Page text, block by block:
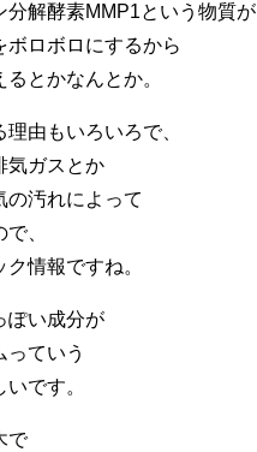
分解酵素MMP1という物質が
ボロボロにするから
とかなんとか。
由もいろいろで、
気ガスとか
の汚れによって
、
情報ですね。
ぽい成分が
っていう
です。
で